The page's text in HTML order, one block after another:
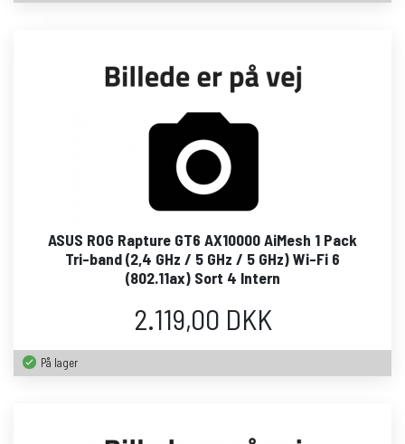
ASUS ROG Rapture GT6 AX10000 AiMesh 1 Pack
Tri-band (2,4 GHz / 5 GHz / 5 GHz) Wi-Fi 6
(802.11ax) Sort 4 Intern
2.119,00 DKK
På lager